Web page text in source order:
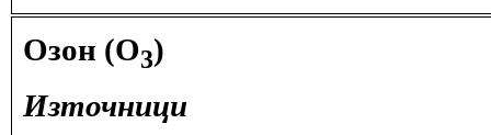
Озон (O3)
Източници